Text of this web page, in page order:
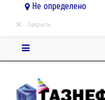
Не определено
× Закрыть